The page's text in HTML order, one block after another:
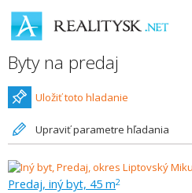
Byty na predaj
Uložiť toto hladanie
Upraviť parametre hľadania
Predaj, iný byt, 45 m2